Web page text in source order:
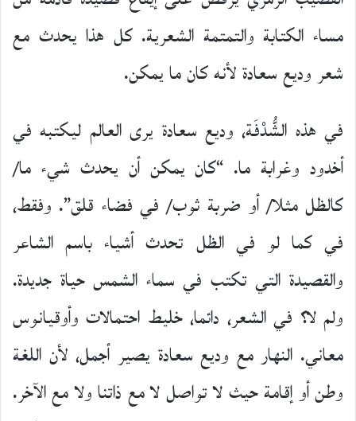
مساء الكتابة والتمتمة الشعرية. كل هذا يحدث مع
شعر وديع سعادة لأنه كان ما يمكن.
في هذه الشُّدْفَة، وديع سعادة يرى العالم ليكتبه في
أخدود وغرابة ما. “كان يمكن أن يحدث شيء ما/
كالظل مثلا/ أو ضربة ثوب/ في فضاء قلق”. وفقط،
في كما لو في الظل تحدث أشياء باسم الشاعر
والقصيدة التي تكتب في سماء الشمس حياة جديدة.
ولم لا؟ في الشعر، دائما، خليط احتمالات وأوقيانوس
معاني. النهار مع وديع سعادة يصير أجمل، لأن اللغة
وطن أو إقامة حيث لا تواصل لا مع ذاتنا ولا مع الآخر.